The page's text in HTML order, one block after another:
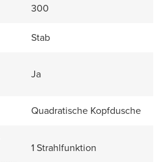
300
Stab
Ja
Quadratische Kopfdusche
1 Strahlfunktion